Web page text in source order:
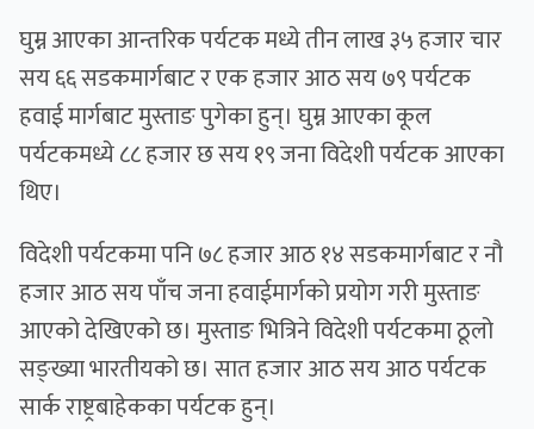
घुम्न आएका आन्तरिक पर्यटक मध्ये तीन लाख ३५ हजार चार
सय ६६ सडकमार्गबाट र एक हजार आठ सय ७९ पर्यटक
हवाई मार्गबाट मुस्ताङ पुगेका हुन्। घुम्न आएका कूल
पर्यटकमध्ये ८८ हजार छ सय १९ जना विदेशी पर्यटक आएका
थिए।
विदेशी पर्यटकमा पनि ७८ हजार आठ १४ सडकमार्गबाट र नौ
हजार आठ सय पाँच जना हवाईमार्गको प्रयोग गरी मुस्ताङ
आएको देखिएको छ। मुस्ताङ भित्रिने विदेशी पर्यटकमा ठूलो
सङ्ख्या भारतीयको छ। सात हजार आठ सय आठ पर्यटक
सार्क राष्ट्रबाहेकका पर्यटक हुन्।